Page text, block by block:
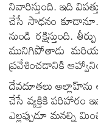
నివారిస్తుంది. ఇది
చేసే సాధనం
నుండి రక్షిస్తుంది.
మునిగిపోతాడు
ప్రవేశించడానికి
దేవదూతలు
చేసే వ్యక్తికి పరిహారం
ఎల్లప్పుడూ మనల్ని